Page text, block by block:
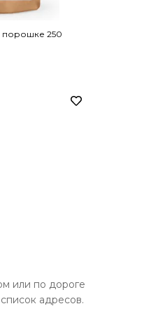
порошке 250
или по дороге
адресов.